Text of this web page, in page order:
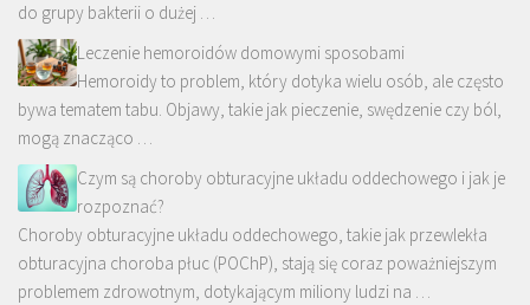
do grupy bakterii o dużej …
Leczenie hemoroidów domowymi sposobami
Hemoroidy to problem, który dotyka wielu osób, ale często
bywa tematem tabu. Objawy, takie jak pieczenie, swędzenie czy ból,
mogą znacząco …
Czym są choroby obturacyjne układu oddechowego i jak je
rozpoznać?
Choroby obturacyjne układu oddechowego, takie jak przewlekła
obturacyjna choroba płuc (POChP), stają się coraz poważniejszym
problemem zdrowotnym, dotykającym miliony ludzi na …